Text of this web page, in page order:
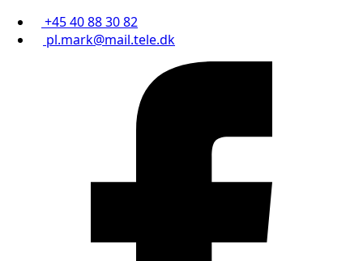
+45 40 88 30 82
pl.mark@mail.tele.dk